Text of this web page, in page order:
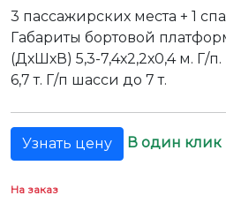
3 пассажирских места + 1
Габариты бортовой
(ДхШхВ) 5,3-7,4х2,2х0,4 м. Г/
6,7 т. Г/п шасси до 7 т.
Узнать цену В один клик
На заказ